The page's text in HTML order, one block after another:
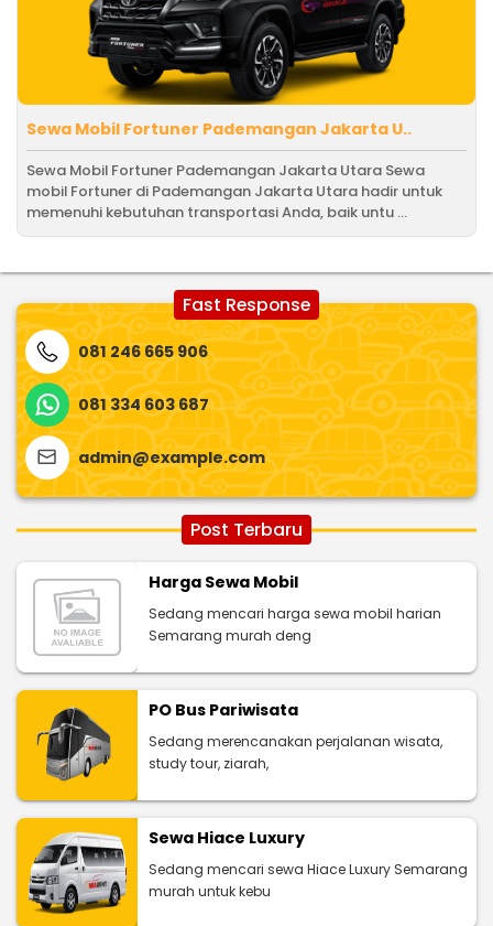
Sewa Mobil Fortuner Pademangan Jakarta U..
Sewa Mobil Fortuner Pademangan Jakarta Utara Sewa
mobil Fortuner di Pademangan Jakarta Utara hadir untuk
memenuhi kebutuhan transportasi Anda, baik untu ...
Fast Response
081 246 665 906
081 334 603 687
admin@example.com
Post Terbaru
Harga Sewa Mobil
Sedang mencari harga sewa mobil harian
Semarang murah deng
PO Bus Pariwisata
Sedang merencanakan perjalanan wisata,
study tour, ziarah,
Sewa Hiace Luxury
Sedang mencari sewa Hiace Luxury Semarang
murah untuk kebu